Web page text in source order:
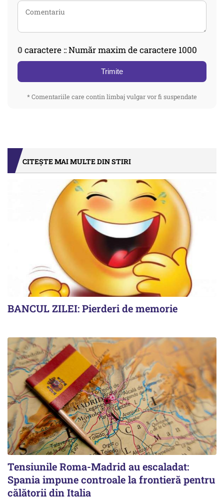
0 caractere :: Număr maxim de caractere 1000
Trimite
* Comentariile care contin limbaj vulgar vor fi suspendate
CITEȘTE MAI MULTE DIN STIRI
BANCUL ZILEI: Pierderi de memorie
Tensiunile Roma-Madrid au escaladat:
Spania impune controale la frontieră pentru
călătorii din Italia